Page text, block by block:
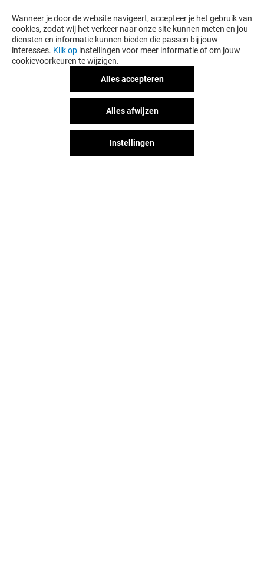
Wanneer je door de website navigeert, accepteer je het gebruik van
cookies, zodat wij het verkeer naar onze site kunnen meten en jou
diensten en informatie kunnen bieden die passen bij jouw
interesses. Klik op instellingen voor meer informatie of om jouw
cookievoorkeuren te wijzigen.
Alles accepteren
Alles afwijzen
Instellingen